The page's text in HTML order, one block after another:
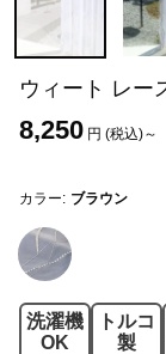
ウィート レー
8,250 円 (税込)～
カラー: ブラウン
洗濯機
OK
トルコ
製